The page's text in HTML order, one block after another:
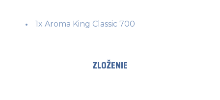
1x Aroma King Classic 700
ZLOŽENIE